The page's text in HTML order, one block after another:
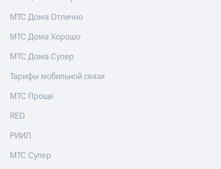
МТС Дома Отлично
МТС Дома Хорошо
МТС Дома Супер
Тарифы мобильной связи
МТС Проще
RED
РИИЛ
МТС Супер